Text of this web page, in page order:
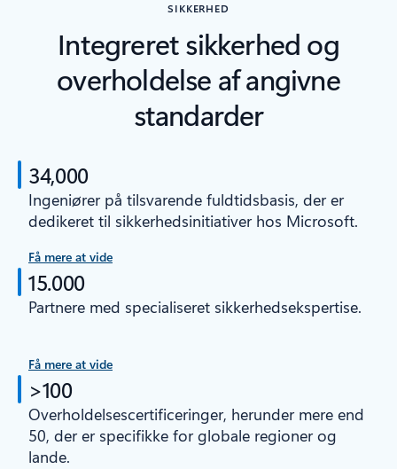
SIKKERHED
Integreret sikkerhed og
overholdelse af angivne
standarder
34,000
Ingeniører på tilsvarende fuldtidsbasis, der er
dedikeret til sikkerhedsinitiativer hos Microsoft.
Få mere at vide
15.000
Partnere med specialiseret sikkerhedsekspertise.
Få mere at vide
>100
Overholdelsescertificeringer, herunder mere end
50, der er specifikke for globale regioner og
lande.